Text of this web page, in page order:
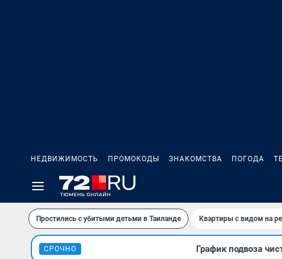
НЕДВИЖИМОСТЬ ПРОМОКОДЫ ЗНАКОМСТВА ПОГОДА
Простились с убитыми детьми в Таиланде Квартиры с видом на
СРОЧНО График подвоза